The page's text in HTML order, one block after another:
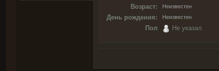
Возраст:
Неизвестен
День рождения: Неизвестен
Пол Не указал